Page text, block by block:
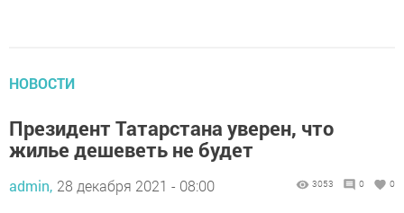
НОВОСТИ
Президент Татарстана уверен, что
жилье дешеветь не будет
admin, 28 декабря 2021 - 08:00 3053 0 0